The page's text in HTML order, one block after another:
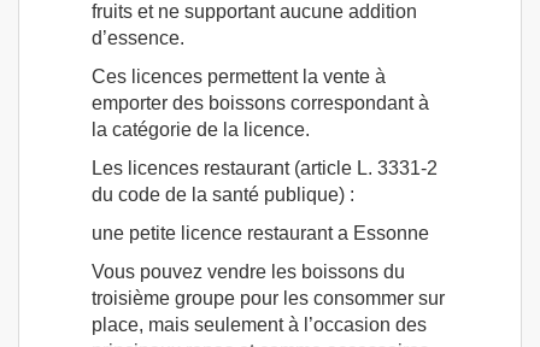
fruits et ne supportant aucune addition
d’essence.
Ces licences permettent la vente à
emporter des boissons correspondant à
la catégorie de la licence.
Les licences restaurant (article L. 3331-2
du code de la santé publique) :
une petite licence restaurant a Essonne
Vous pouvez vendre les boissons du
troisième groupe pour les consommer sur
place, mais seulement à l’occasion des